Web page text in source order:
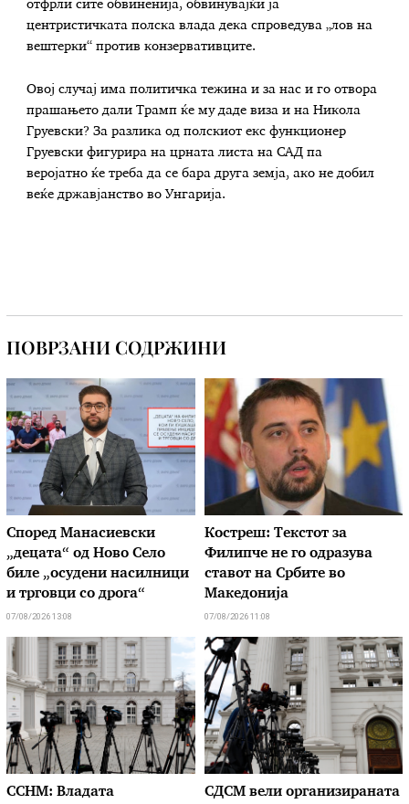
отфрли сите обвиненија, обвинувајќи ја
центристичката полска влада дека спроведува „лов на
вештерки“ против конзервативците.
Овoj случај има политичка тежина и за нас и го отвора
прашањето дали Трамп ќе му даде виза и на Никола
Груевски? За разлика од полскиот екс функционер
Груевски фигурира на црната листа на САД па
веројатно ќе треба да се бара друга земја, ако не добил
веќе државјанство во Унгарија.
ПОВРЗАНИ СОДРЖИНИ
Според Манасиевски
„децата“ од Ново Село
биле „осудени насилници
и трговци со дрога“
07/08/2026 13:08
Костреш: Текстот за
Филипче не го одразува
ставот на Србите во
Македонија
07/08/2026 11:08
ССНМ: Владата
СДСМ вели организираната